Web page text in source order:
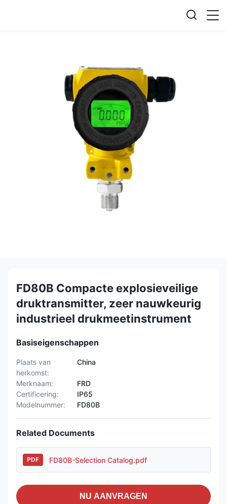
FD80B Compacte explosieveilige
druktransmitter, zeer nauwkeurig
industrieel drukmeetinstrument
Basiseigenschappen
Plaats van
herkomst:
China
Merknaam:
FRD
Certificering:
IP65
Modelnummer:
FD80B
Related Documents
PDF FD80B-Selection Catalog.pdf
NU AANVRAGEN